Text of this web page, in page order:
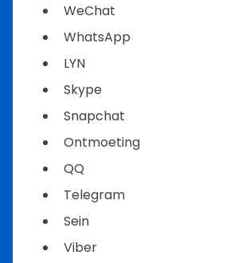
WeChat
WhatsApp
LYN
Skype
Snapchat
Ontmoeting
QQ
Telegram
Sein
Viber